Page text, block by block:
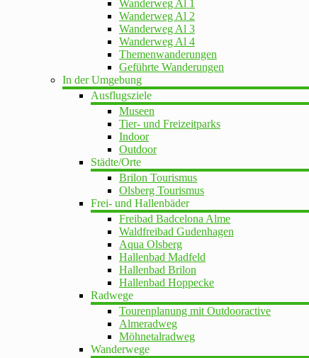
Wanderweg Al 1
Wanderweg Al 2
Wanderweg Al 3
Wanderweg Al 4
Themenwanderungen
Geführte Wanderungen
In der Umgebung
Ausflugsziele
Museen
Tier- und Freizeitparks
Indoor
Outdoor
Städte/Orte
Brilon Tourismus
Olsberg Tourismus
Frei- und Hallenbäder
Freibad Badcelona Alme
Waldfreibad Gudenhagen
Aqua Olsberg
Hallenbad Madfeld
Hallenbad Brilon
Hallenbad Hoppecke
Radwege
Tourenplanung mit Outdooractive
Almeradweg
Möhnetalradweg
Wanderwege